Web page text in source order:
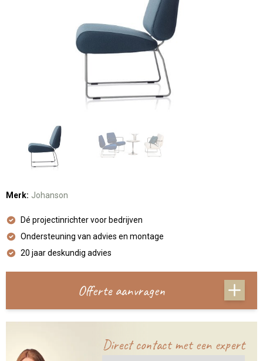
Merk: Johanson
Dé projectinrichter voor bedrijven
Ondersteuning van advies en montage
20 jaar deskundig advies
Offerte aanvragen
Direct contact met een expert